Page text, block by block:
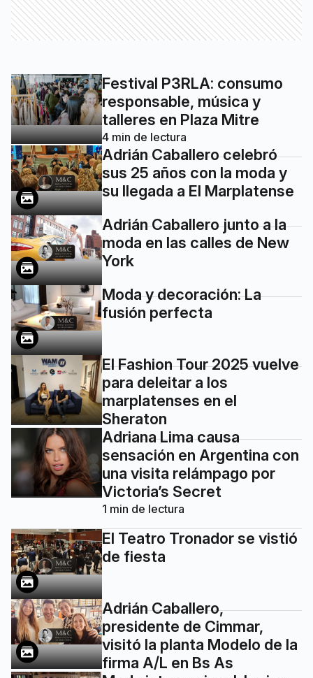
Festival P3RLA: consumo
responsable, música y
talleres en Plaza Mitre
4 min de lectura
Adrián Caballero celebró
sus 25 años con la moda y
su llegada a El Marplatense
Adrián Caballero junto a la
moda en las calles de New
York
Moda y decoración: La
fusión perfecta
El Fashion Tour 2025 vuelve
para deleitar a los
marplatenses en el
Sheraton
Adriana Lima causa
sensación en Argentina con
una visita relámpago por
Victoria’s Secret
1 min de lectura
El Teatro Tronador se vistió
de fiesta
Adrián Caballero,
presidente de Cimmar,
visitó la planta Modelo de la
firma A/L en Bs As